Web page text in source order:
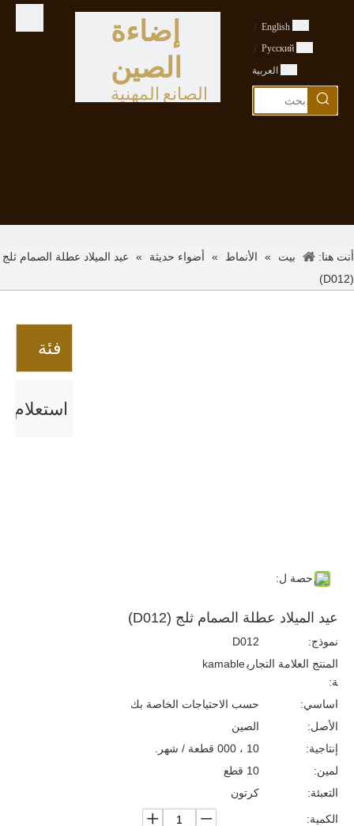
إضاءة
الصين
الصانع المهنية
English
/
Pусский
/
العربية
أنت هنا: بيت » الأنماط » أضواء حديثة »
عيد الميلاد عطلة الصمام ثلج
(D012)
فئة
استعلام
حصة ل:
عيد الميلاد عطلة الصمام ثلج (D012)
نموذج:
D012
المنتج العلامة التجاري
ة:
kamable
اساسي:
حسب الاحتياجات الخاصة بك
الأصل:
الصين
إنتاجية:
10 ، 000 قطعة / شهر.
لمين:
10 قطع
التعبئة:
كرتون
الكمية: